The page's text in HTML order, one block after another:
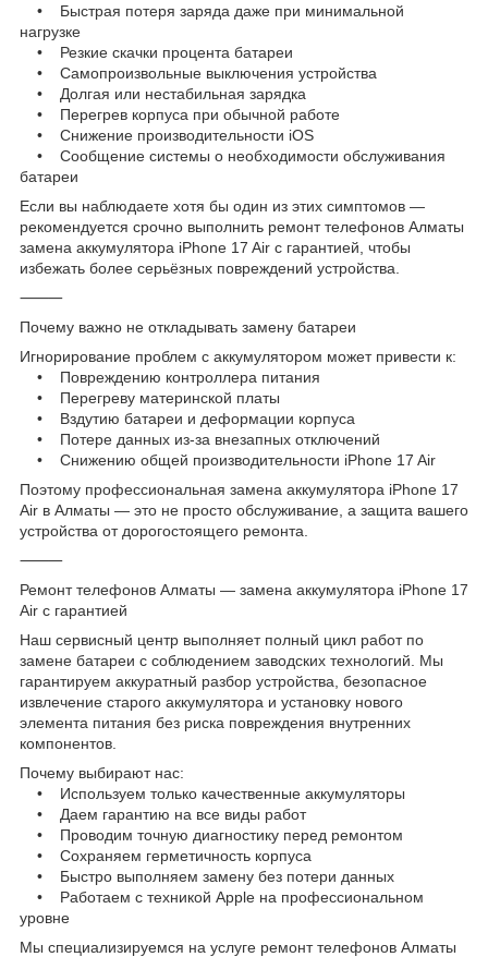
• Быстрая потеря заряда даже при минимальной
нагрузке
• Резкие скачки процента батареи
• Самопроизвольные выключения устройства
• Долгая или нестабильная зарядка
• Перегрев корпуса при обычной работе
• Снижение производительности iOS
• Сообщение системы о необходимости обслуживания
батареи
Если вы наблюдаете хотя бы один из этих симптомов —
рекомендуется срочно выполнить ремонт телефонов Алматы
замена аккумулятора iPhone 17 Air с гарантией, чтобы
избежать более серьёзных повреждений устройства.
⸻
Почему важно не откладывать замену батареи
Игнорирование проблем с аккумулятором может привести к:
• Повреждению контроллера питания
• Перегреву материнской платы
• Вздутию батареи и деформации корпуса
• Потере данных из-за внезапных отключений
• Снижению общей производительности iPhone 17 Air
Поэтому профессиональная замена аккумулятора iPhone 17
Air в Алматы — это не просто обслуживание, а защита вашего
устройства от дорогостоящего ремонта.
⸻
Ремонт телефонов Алматы — замена аккумулятора iPhone 17
Air с гарантией
Наш сервисный центр выполняет полный цикл работ по
замене батареи с соблюдением заводских технологий. Мы
гарантируем аккуратный разбор устройства, безопасное
извлечение старого аккумулятора и установку нового
элемента питания без риска повреждения внутренних
компонентов.
Почему выбирают нас:
• Используем только качественные аккумуляторы
• Даем гарантию на все виды работ
• Проводим точную диагностику перед ремонтом
• Сохраняем герметичность корпуса
• Быстро выполняем замену без потери данных
• Работаем с техникой Apple на профессиональном
уровне
Мы специализируемся на услуге ремонт телефонов Алматы